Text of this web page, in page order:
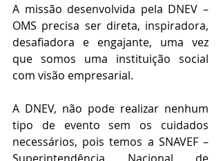
A missão desenvolvida pela DNEV –
OMS precisa ser direta, inspiradora,
desafiadora e engajante, uma vez
que somos uma instituição social
com visão empresarial.
A DNEV, não pode realizar nenhum
tipo de evento sem os cuidados
necessários, pois temos a SNAVEF –